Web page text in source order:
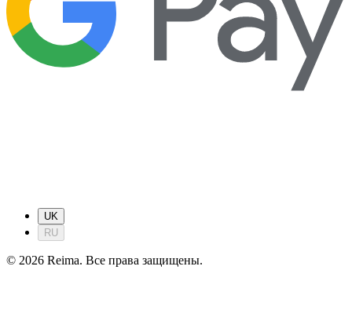
UK
RU
© 2026 Reima. Все права защищены.